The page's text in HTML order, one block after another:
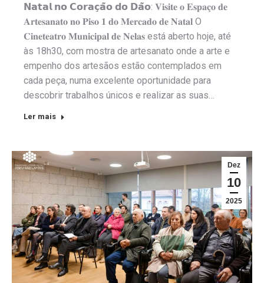
𝗡𝗮𝘁𝗮𝗹 𝗻𝗼 𝗖𝗼𝗿𝗮𝗰̧𝗮̃𝗼 𝗱𝗼 𝗗𝗮̃𝗼: 𝐕𝐢𝐬𝐢𝐭𝐞 𝐨 𝐄𝐬𝐩𝐚𝐜̧𝐨 𝐝𝐞
𝐀𝐫𝐭𝐞𝐬𝐚𝐧𝐚𝐭𝐨 𝐧𝐨 𝐏𝐢𝐬𝐨 𝟏 𝐝𝐨 𝐌𝐞𝐫𝐜𝐚𝐝𝐨 𝐝𝐞 𝐍𝐚𝐭𝐚𝐥 O
𝐂𝐢𝐧𝐞𝐭𝐞𝐚𝐭𝐫𝐨 𝐌𝐮𝐧𝐢𝐜𝐢𝐩𝐚𝐥 𝐝𝐞 𝐍𝐞𝐥𝐚𝐬 está aberto hoje, até
às 18h30, com mostra de artesanato onde a arte e
empenho dos artesãos estão contemplados em
cada peça, numa excelente oportunidade para
descobrir trabalhos únicos e realizar as suas…
Ler mais
Dez
10
2025